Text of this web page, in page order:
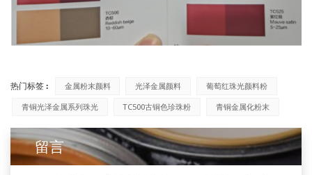
热门标签 : 金属粉末颜料 光泽金属颜料
葡萄红珠光颜料粉
青铜光泽金属系列珠光
TC500古铜色珍珠粉 青铜金属化粉末
留言